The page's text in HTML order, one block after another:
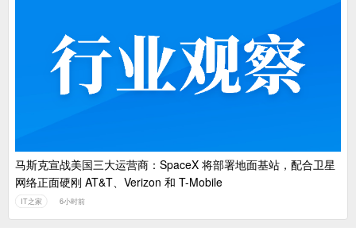
马斯克宣战美国三大运营商：SpaceX 将部署地面基站，配合卫星
网络正面硬刚 AT&T、Verizon 和 T-Mobile
IT之家 6小时前